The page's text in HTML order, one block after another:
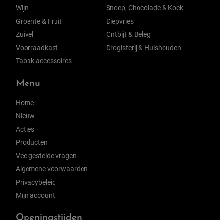
Wijn
Groente & Fruit
Zuivel
Voorraadkast
Tabak accessoires
Snoep, Chocolade & Koek
Diepvries
Ontbijt & Beleg
Drogisterij & Huishouden
Menu
Home
Nieuw
Acties
Producten
Veelgestelde vragen
Algemene voorwaarden
Privacybeleid
Mijn account
Openingstijden